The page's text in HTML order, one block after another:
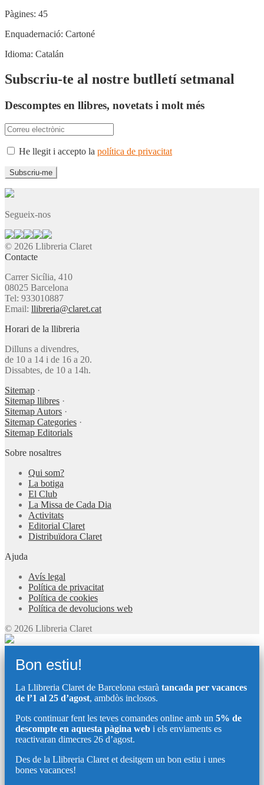
Pàgines: 45
Enquadernació: Cartoné
Idioma: Catalán
Subscriu-te al nostre butlletí setmanal
Descomptes en llibres, novetats i molt més
He llegit i accepto la política de privacitat
Segueix-nos
© 2026 Llibreria Claret
Contacte
Carrer Sicília, 410
08025 Barcelona
Tel: 933010887
Email: llibreria@claret.cat
Horari de la llibreria
Dilluns a divendres,
de 10 a 14 i de 16 a 20.
Dissabtes, de 10 a 14h.
Sitemap ·
Sitemap llibres ·
Sitemap Autors ·
Sitemap Categories ·
Sitemap Editorials
Sobre nosaltres
Qui som?
La botiga
El Club
La Missa de Cada Dia
Activitats
Editorial Claret
Distribuïdora Claret
Ajuda
Avís legal
Política de privacitat
Política de cookies
Política de devolucions web
© 2026 Llibreria Claret
Bon estiu!
La Llibreria Claret de Barcelona estarà tancada per vacances
de l’1 al 25 d’agost, ambdòs inclosos.
Pots continuar fent les teves comandes online amb un 5% de
descompte en aquesta pàgina web i els enviaments es
reactivaran dimecres 26 d’agost.
Des de la Llibreria Claret et desitgem un bon estiu i unes
bones vacances!